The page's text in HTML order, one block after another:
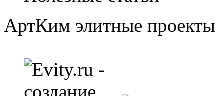
АртКим элитные